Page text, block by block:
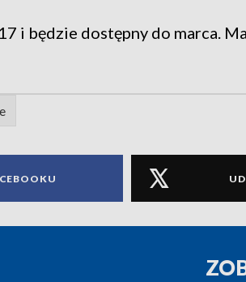
i będzie dostępny do marca.